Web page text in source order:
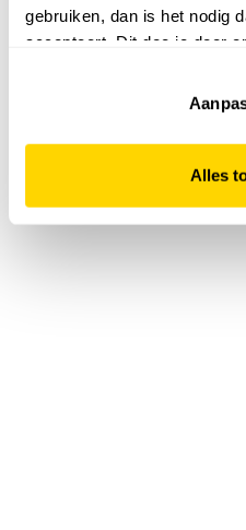
gebruiken, dan is het nodig
accepteert. Dit doe je door
website niet optimaal
Alles